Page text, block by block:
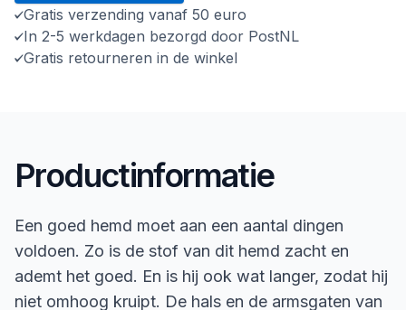
Gratis verzending vanaf 50 euro
In 2-5 werkdagen bezorgd door PostNL
Gratis retourneren in de winkel
Productinformatie
Een goed hemd moet aan een aantal dingen
voldoen. Zo is de stof van dit hemd zacht en
ademt het goed. En is hij ook wat langer, zodat hij
niet omhoog kruipt. De hals en de armsgaten van